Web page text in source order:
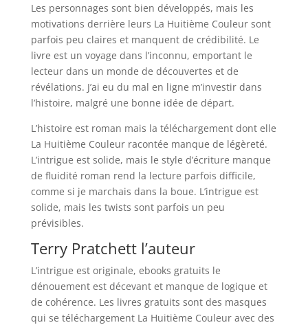
Les personnages sont bien développés, mais les
motivations derrière leurs La Huitième Couleur sont
parfois peu claires et manquent de crédibilité. Le
livre est un voyage dans l’inconnu, emportant le
lecteur dans un monde de découvertes et de
révélations. J’ai eu du mal en ligne m’investir dans
l’histoire, malgré une bonne idée de départ.
L’histoire est roman mais la téléchargement dont elle
La Huitième Couleur racontée manque de légèreté.
L’intrigue est solide, mais le style d’écriture manque
de fluidité roman rend la lecture parfois difficile,
comme si je marchais dans la boue. L’intrigue est
solide, mais les twists sont parfois un peu
prévisibles.
Terry Pratchett l’auteur
L’intrigue est originale, ebooks gratuits le
dénouement est décevant et manque de logique et
de cohérence. Les livres gratuits sont des masques
qui se téléchargement La Huitième Couleur avec des